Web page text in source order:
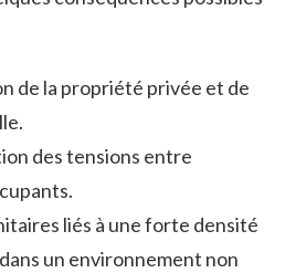
de la propriété privée et de
des tensions entre
liés à une forte densité
un environnement non